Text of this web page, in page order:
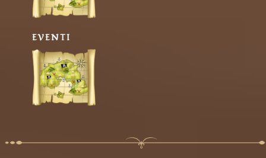
EVENTI